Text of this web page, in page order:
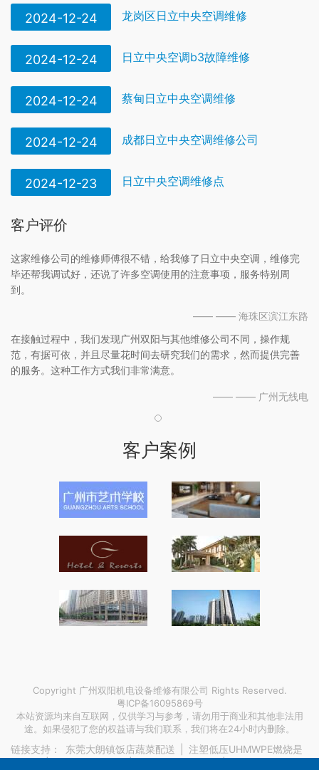
2024-12-24 龙岗区日立中央空调维修
2024-12-24 日立中央空调b3故障维修
2024-12-24 蔡甸日立中央空调维修
2024-12-24 成都日立中央空调维修公司
2024-12-23 日立中央空调维修点
客户评价
这家维修公司的维修师傅很不错，给我修了日立中央空调，维修完
毕还帮我调试好，还说了许多空调使用的注意事项，服务特别周
到。
—— —— 海珠区滨江东路
在接触过程中，我们发现广州双阳与其他维修公司不同，操作规
范，有据可依，并且尽量花时间去研究我们的需求，然而提供完善
的服务。这种工作方式我们非常满意。
—— —— 广州无线电
客户案例
Copyright 广州双阳机电设备维修有限公司 Rights Reserved.
粤ICP备16095869号
本站资源均来自互联网，仅供学习与参考，请勿用于商业和其他非法用
途。如果侵犯了您的权益请与我们联系，我们将在24小时内删除。
链接支持： 东莞大朗镇饭店蔬菜配送
注塑低压UHMWPE燃烧是